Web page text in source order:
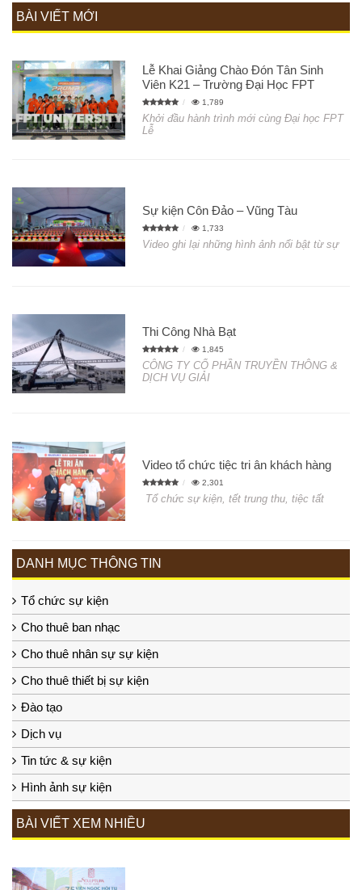
BÀI VIẾT MỚI
Lễ Khai Giảng Chào Đón Tân Sinh
Viên K21 – Trường Đại Học FPT
1,789
Khởi đầu hành trình mới cùng Đại học FPT
Lễ
Sự kiện Côn Đảo – Vũng Tàu
1,733
Video ghi lại những hình ảnh nổi bật từ sự
Thi Công Nhà Bạt
1,845
CÔNG TY CỔ PHẦN TRUYỀN THÔNG &
DỊCH VỤ GIẢI
Video tổ chức tiệc tri ân khách hàng
2,301
Tổ chức sự kiện, tết trung thu, tiệc tất
DANH MỤC THÔNG TIN
Tổ chức sự kiện
Cho thuê ban nhạc
Cho thuê nhân sự sự kiện
Cho thuê thiết bị sự kiện
Đào tạo
Dịch vụ
Tin tức & sự kiện
Hình ảnh sự kiện
BÀI VIẾT XEM NHIỀU